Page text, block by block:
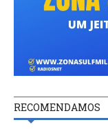
RECOMENDAMOS